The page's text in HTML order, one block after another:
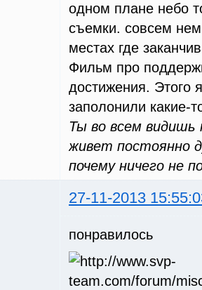
одном плане небо
съемки. совсем
местах где
Фильм про
достижения. Этого
заполонили какие-
Ты во всем
живет постоянно
почему ничего не
27-11-2013
понравилось